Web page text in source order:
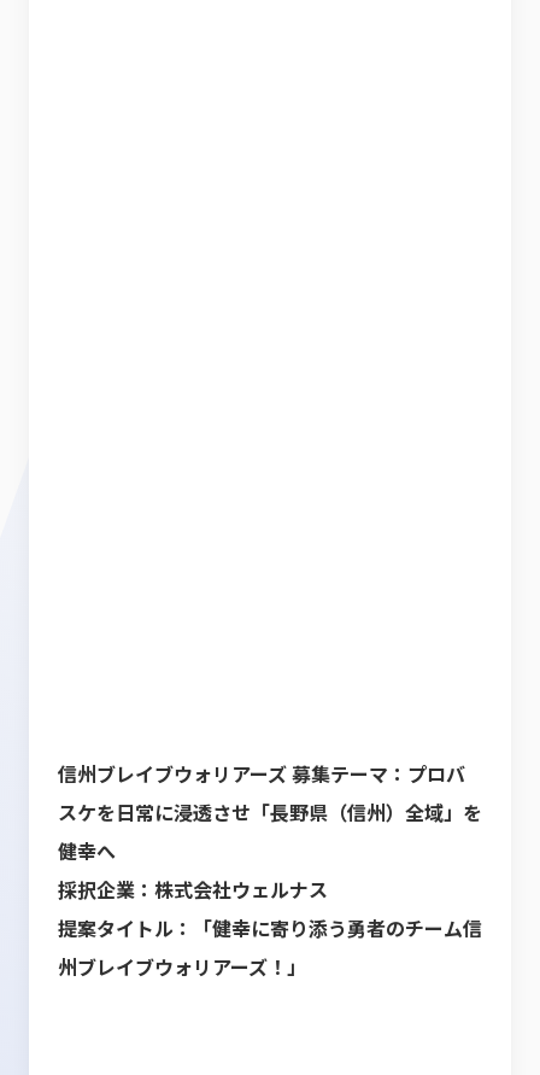
信州ブレイブウォリアーズ 募集テーマ：プロバ
スケを日常に浸透させ「長野県（信州）全域」を
健幸へ
採択企業：株式会社ウェルナス
提案タイトル：「健幸に寄り添う勇者のチーム信
州ブレイブウォリアーズ！」